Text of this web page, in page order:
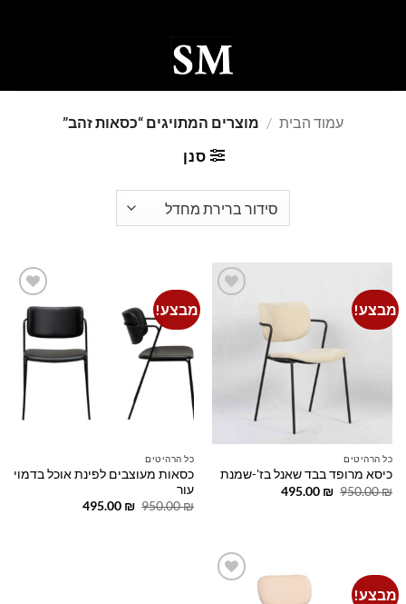
עמוד הבית / מוצרים המתויגים “כסאות זהב”
סנן
מבצע!
כל הרהיטים
כיסא מרופד בבד שאנל בז'-שמנת
950.00₪
המחיר
495.00 ₪
המחיר
מבצע!
Add to
wishlist
כל הרהיטים
כסאות מעוצבים לפינת אוכל בדמוי
עור
950.00₪
המחיר
495.00 ₪
המחיר
מבצע!